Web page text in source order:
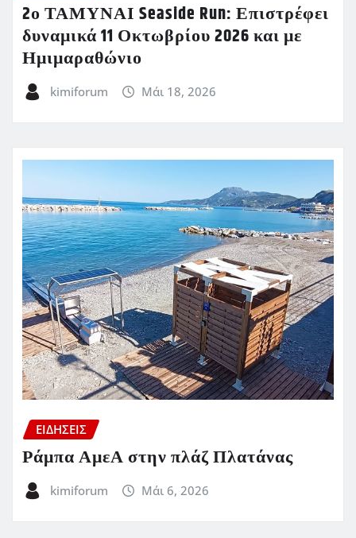
2ο ΤΑΜΥΝΑΙ Seaside Run: Επιστρέφει
δυναμικά 11 Οκτωβρίου 2026 και με
Ημιμαραθώνιο
kimiforum Μάι 18, 2026
ΕΙΔΗΣΕΙΣ
Ράμπα ΑμεΑ στην πλάζ Πλατάνας
kimiforum Μάι 6, 2026